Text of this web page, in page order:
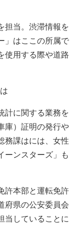
担当。渋滞情報を
」はここの所属で
使用する際や道路
計に関する業務を
庫）証明の発行や
務課はには、女性
ーンスターズ」も
許本部と運転免許
府県の公安委員会
当していることに